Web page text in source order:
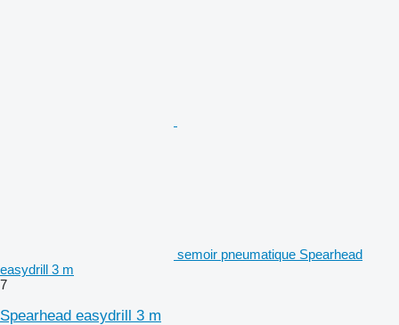
semoir pneumatique Spearhead
easydrill 3 m
7
Spearhead easydrill 3 m